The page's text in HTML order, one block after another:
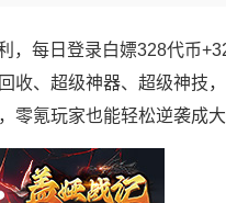
，每日登录白嫖328代币
收、超级神器、超级神技
零氪玩家也能轻松逆袭成大